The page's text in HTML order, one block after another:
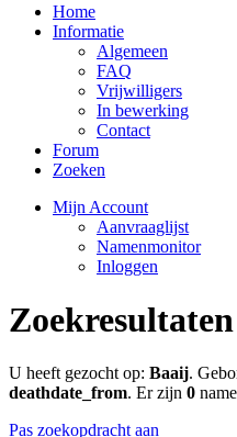
Home
Informatie
Algemeen
FAQ
Vrijwilligers
In bewerking
Contact
Forum
Zoeken
Mijn Account
Aanvraaglijst
Namenmonitor
Inloggen
Zoekresultaten
U heeft gezocht op: Baaij.
deathdate_from. Er zijn 0
Pas zoekopdracht aan